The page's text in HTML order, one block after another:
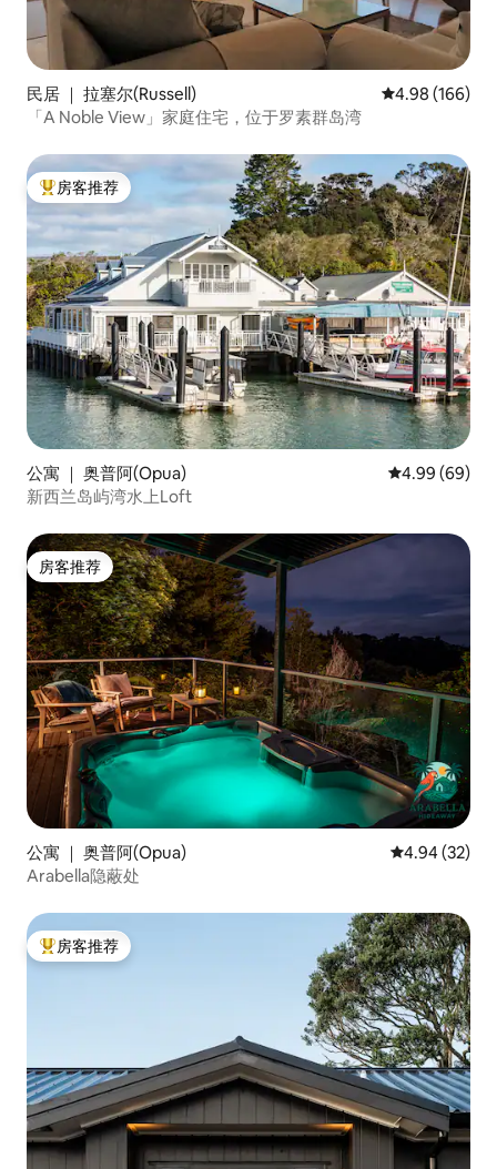
民居 ｜ 拉塞尔(Russell) 平均评分 4.98
4.98 (166)
「A Noble View」家庭住宅，位于罗素群岛湾
热门「房客推荐」
房客推荐
公寓 ｜ 奥普阿(Opua) 平均评分 4.99
4.99 (69)
新西兰岛屿湾水上Loft
房客推荐
房客推荐
公寓 ｜ 奥普阿(Opua) 平均评分
4.94 (32)
Arabella隐蔽处
热门「房客推荐」
房客推荐